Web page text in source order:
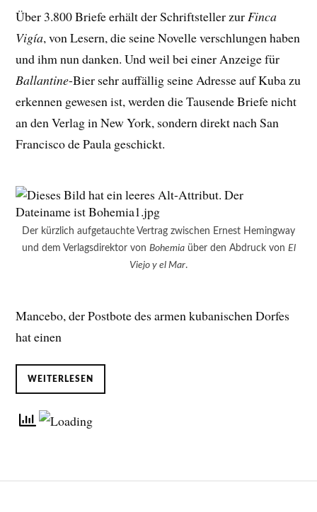
Über 3.800 Briefe erhält der Schriftsteller zurFinca
Vigía, von Lesern, die seine Novelle verschlungen haben
und ihm nun danken. Und weil bei einer Anzeige für
Ballantine-Bier sehr auffällig seine Adresse auf Kuba zu
erkennen gewesen ist, werden die Tausende Briefe nicht
an den Verlag in New York, sondern direkt nach San
Francisco de Paula geschickt.
Der kürzlich aufgetauchte Vertrag zwischen Ernest Hemingway
und dem Verlagsdirektor von Bohemiaüber den Abdruck von El
Viejo y el Mar.
Mancebo, der Postbote des armen kubanischen Dorfes
hat einen
WEITERLESEN